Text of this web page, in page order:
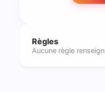
Règles
Aucune règle